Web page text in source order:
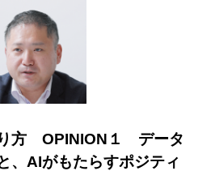
方 OPINION１ データ
、AIがもたらすポジティ